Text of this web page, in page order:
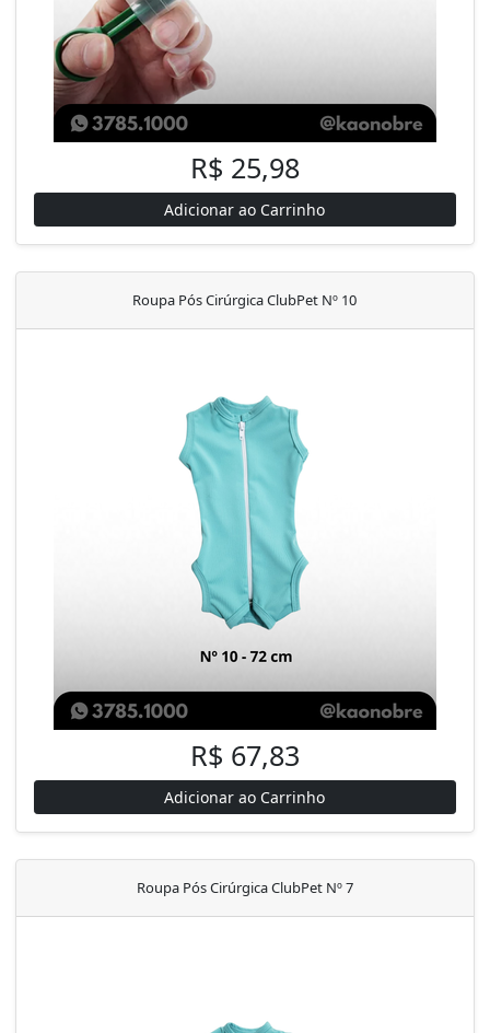
R$ 25,98
Adicionar ao Carrinho
Roupa Pós Cirúrgica ClubPet Nº 10
R$ 67,83
Adicionar ao Carrinho
Roupa Pós Cirúrgica ClubPet Nº 7